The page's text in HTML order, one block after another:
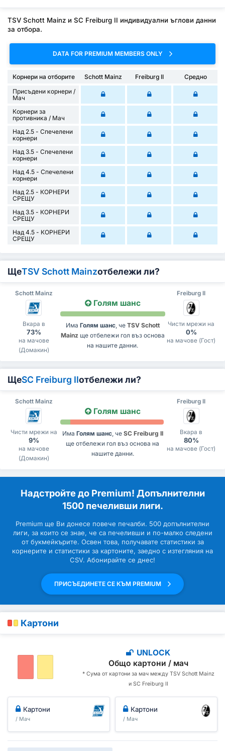
TSV Schott Mainz и SC Freiburg II индивидуални ъглови данни
за отбора.
DATA FOR PREMIUM MEMBERS ONLY
Корнери на отборите Schott Mainz Freiburg II
Средно
Присъдени корнери /
Mач
Корнери за
противника / Мач
Над 2.5 - Спечелени
корнери
Над 3.5 - Спечелени
корнери
Над 4.5 - Спечелени
корнери
Над 2.5 - КОРНЕРИ
СРЕЩУ
Над 3.5 - КОРНЕРИ
СРЕЩУ
Над 4.5 - КОРНЕРИ
СРЕЩУ
ЩеTSV Schott Mainzотбележи ли?
Schott Mainz Freiburg II
Вкара в
73%
на мачове
(Домакин)
Голям шанс
Има Голям шанс, че TSV Schott
Mainzще отбележи гол въз основа
на нашите данни.
Чисти мрежи на
0%
на мачове (Гост)
ЩеSC Freiburg IIотбележи ли?
Schott Mainz Freiburg II
Чисти мрежи на
9%
на мачове
(Домакин)
Голям шанс
Има Голям шанс, че SC Freiburg II
ще отбележи гол въз основа на
нашите данни.
Вкара в
80%
на мачове (Гост)
Надстройте до Premium! Допълнителни
1500 печеливши лиги.
Premium ще Ви донесе повече печалби. 500 допълнителни
лиги, за които се знае, че са печеливши и по-малко следени
от букмейкърите. Освен това, получавате статистики за
корнерите и статистики за картоните, заедно с изтегляния на
CSV. Абонирайте се днес!
ПРИСЪЕДИНЕТЕ СЕ КЪМ PREMIUM
Картони
UNLOCK
Общо картони / мач
* Сума от картони за мач между TSV Schott Mainz
и SC Freiburg II
Картони
/ Мач
Картони
/ Мач